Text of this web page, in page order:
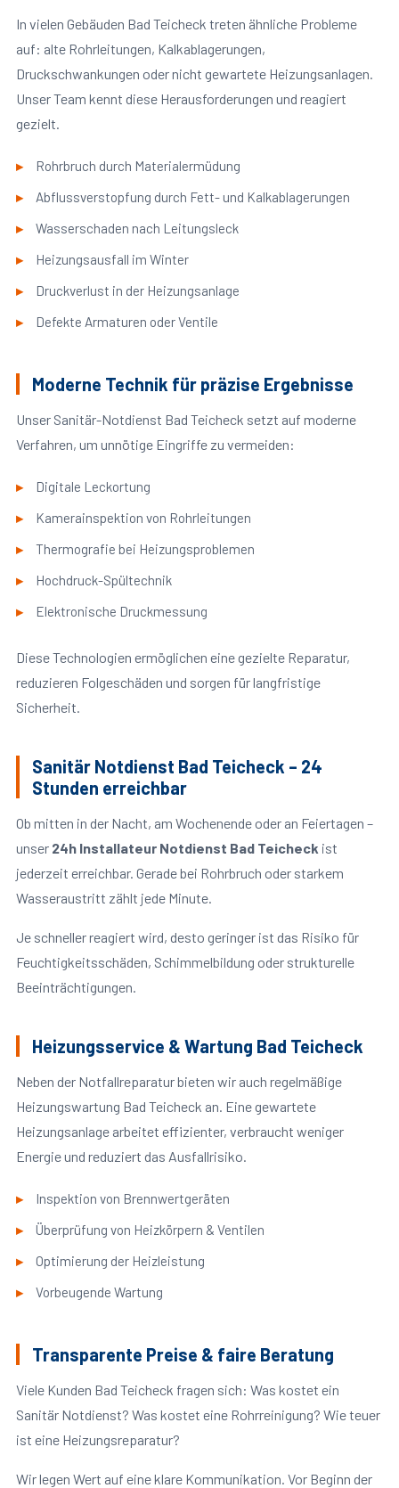
In vielen Gebäuden Bad Teicheck treten ähnliche Probleme
auf: alte Rohrleitungen, Kalkablagerungen,
Druckschwankungen oder nicht gewartete Heizungsanlagen.
Unser Team kennt diese Herausforderungen und reagiert
gezielt.
Rohrbruch durch Materialermüdung
Abflussverstopfung durch Fett- und Kalkablagerungen
Wasserschaden nach Leitungsleck
Heizungsausfall im Winter
Druckverlust in der Heizungsanlage
Defekte Armaturen oder Ventile
Moderne Technik für präzise Ergebnisse
Unser Sanitär-Notdienst Bad Teicheck setzt auf moderne
Verfahren, um unnötige Eingriffe zu vermeiden:
Digitale Leckortung
Kamerainspektion von Rohrleitungen
Thermografie bei Heizungsproblemen
Hochdruck-Spültechnik
Elektronische Druckmessung
Diese Technologien ermöglichen eine gezielte Reparatur,
reduzieren Folgeschäden und sorgen für langfristige
Sicherheit.
Sanitär Notdienst Bad Teicheck – 24
Stunden erreichbar
Ob mitten in der Nacht, am Wochenende oder an Feiertagen –
unser 24h Installateur Notdienst Bad Teicheck ist
jederzeit erreichbar. Gerade bei Rohrbruch oder starkem
Wasseraustritt zählt jede Minute.
Je schneller reagiert wird, desto geringer ist das Risiko für
Feuchtigkeitsschäden, Schimmelbildung oder strukturelle
Beeinträchtigungen.
Heizungsservice & Wartung Bad Teicheck
Neben der Notfallreparatur bieten wir auch regelmäßige
Heizungswartung Bad Teicheck an. Eine gewartete
Heizungsanlage arbeitet effizienter, verbraucht weniger
Energie und reduziert das Ausfallrisiko.
Inspektion von Brennwertgeräten
Überprüfung von Heizkörpern & Ventilen
Optimierung der Heizleistung
Vorbeugende Wartung
Transparente Preise & faire Beratung
Viele Kunden Bad Teicheck fragen sich: Was kostet ein
Sanitär Notdienst? Was kostet eine Rohrreinigung? Wie teuer
ist eine Heizungsreparatur?
Wir legen Wert auf eine klare Kommunikation. Vor Beginn der